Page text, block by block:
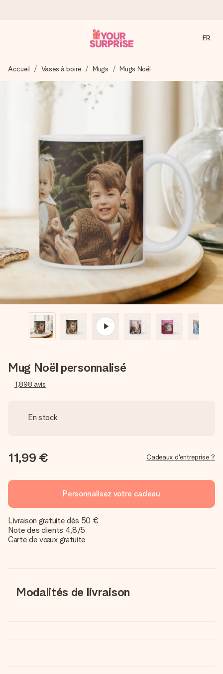
Nous préparons votre cadeau avec attention et l’envoyons
en un éclair – pour que vous puissiez l’offrir au bon moment,
quand cela compte le plus.
4,8 (sur la base de +15 000 avis)
Nos cadeaux sont appréciés. Les clients nous attribuent
une note de 4,8 sur Google Reviews (total de tous les
pays où nous sommes présents).
Carte de vœux gratuite
Créez quelque chose d’unique en quelques étapes – avec
son prénom, votre photo ou un message qui touche le cœur.
Sans complications, juste tout l’amour pour le moment idéal.
FR
Accueil Vases à boire Mugs Mugs Noël
Mug Noël personnalisé
1,898 avis
En stock
11,99 € Cadeaux d'entreprise ?
Personnalisez votre cadeau
Livraison gratuite dès 50 €
Note des clients 4,8/5
Carte de vœux gratuite
Modalités de livraison